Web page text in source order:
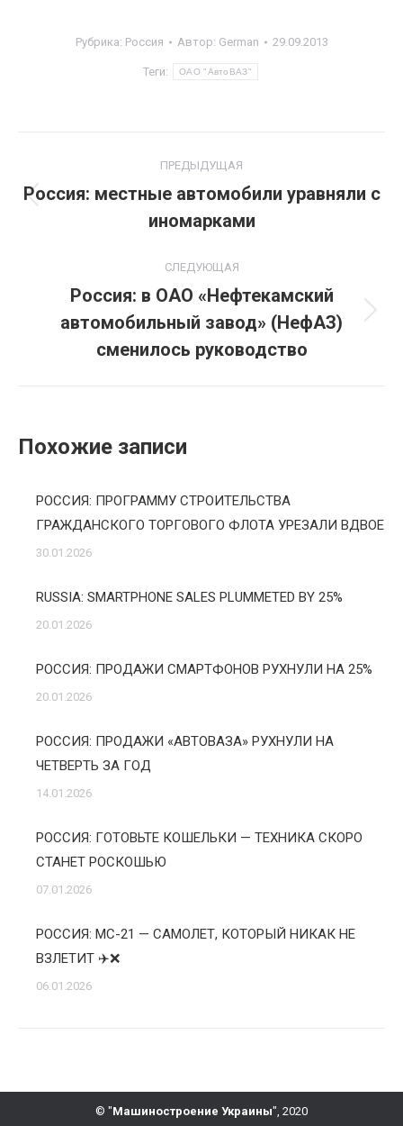
Рубрика: Россия Автор: German 29.09.2013
Теги: ОАО "АвтоВАЗ"
по
ПРЕДЫДУЩАЯ
Предыдущая
запись:
Россия: местные автомобили уравняли с
иномарками
СЛЕДУЮЩАЯ
Следующая
запись:
Россия: в ОАО «Нефтекамский
автомобильный завод» (НефАЗ)
сменилось руководство
Похожие записи
РОССИЯ: ПРОГРАММУ СТРОИТЕЛЬСТВА
ГРАЖДАНСКОГО ТОРГОВОГО ФЛОТА УРЕЗАЛИ ВДВОЕ
30.01.2026
RUSSIA: SMARTPHONE SALES PLUMMETED BY 25%
20.01.2026
РОССИЯ: ПРОДАЖИ СМАРТФОНОВ РУХНУЛИ НА 25%
20.01.2026
РОССИЯ: ПРОДАЖИ «АВТОВАЗА» РУХНУЛИ НА
ЧЕТВЕРТЬ ЗА ГОД
14.01.2026
РОССИЯ: ГОТОВЬТЕ КОШЕЛЬКИ — ТЕХНИКА СКОРО
СТАНЕТ РОСКОШЬЮ
07.01.2026
РОССИЯ: МС-21 — САМОЛЕТ, КОТОРЫЙ НИКАК НЕ
ВЗЛЕТИТ ✈️❌
06.01.2026
© "Машиностроение Украины", 2020